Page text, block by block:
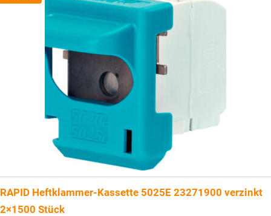
RAPID Heftklammer-Kassette 5025E 23271900 verzinkt
2×1500 Stück